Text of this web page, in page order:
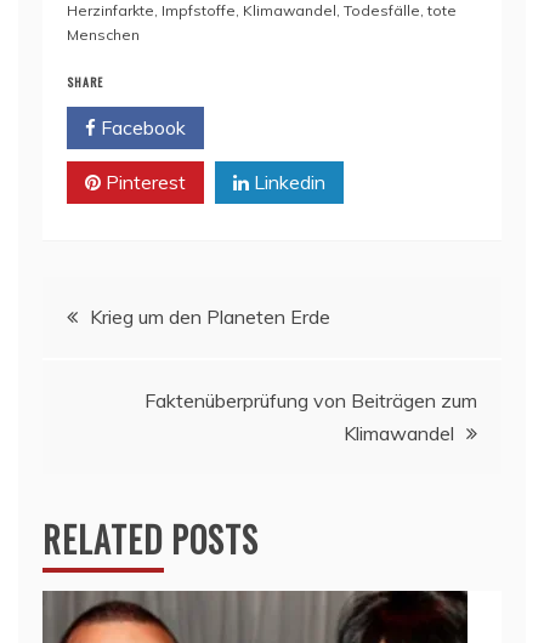
Herzinfarkte, Impfstoffe, Klimawandel, Todesfälle,tote
Menschen
SHARE
Facebook
Pinterest Linkedin
Beitragsnavigation
Krieg um den Planeten Erde
Faktenüberprüfung von Beiträgen zum
Klimawandel
RELATED POSTS